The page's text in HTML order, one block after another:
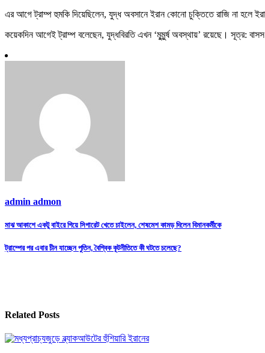
এর আগে ট্রাম্প হুমকি দিয়েছিলেন, যুদ্ধ অবসানে ইরান কোনো চুক্তিতে রাজি না হলে
কয়েকদিন আগেই ট্রাম্প বলেছেন, যুদ্ধবিরতি এখন ‘মুমুর্র্ষ অবস্থায়’ রয়েছে। সূত্র: বাসস
admin admon
Post
navigation
মাঝ আকাশে একটু বাইরে গিয়ে সিগারেট খেতে চাইলেন, শেষমেশ কামড় দিলেন বিমানকর্মীকে
ট্রাম্পের পর এবার চীন যাচ্ছেন পুতিন, বৈশ্বিক কূটনীতিতে কী ঘটতে চলেছে?
Related Posts